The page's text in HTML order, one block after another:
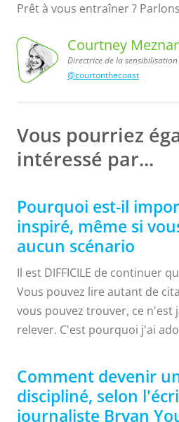
Prêt à vous entraîner ?
Courtney
Meznarich,
Directrice
de la sensibilisation
de la communauté
Courtney
Directrice de la
@courtonthecoast
Vous pourriez
intéressé par...
Pourquoi est-il
inspiré, même si
aucun scénario
Il est DIFFICILE de continuer
Vous pouvez lire autant de
vous pouvez trouver, ce n'est
relever. C'est pourquoi j'ai
un habitué de StarWars.com,
HowStuffWorks.com. Son
plus de tête. C'est un conseil
Comment devenir
discipliné, selon
journaliste Bryan